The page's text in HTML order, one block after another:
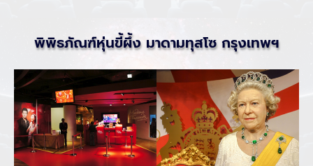
พิพิธภัณฑ์หุ่นขี้ผึ้ง มาดามทุสโซ กรุงเทพฯ